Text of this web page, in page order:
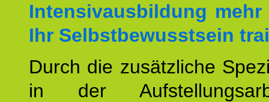
Intensivausbildung
Ihr Selbstbewusstsein
Durch die zusätzliche
in der